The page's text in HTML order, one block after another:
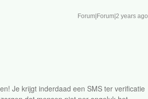
Forum|Forum|2 years ago
Je krijgt inderdaad een SMS ter verificatie